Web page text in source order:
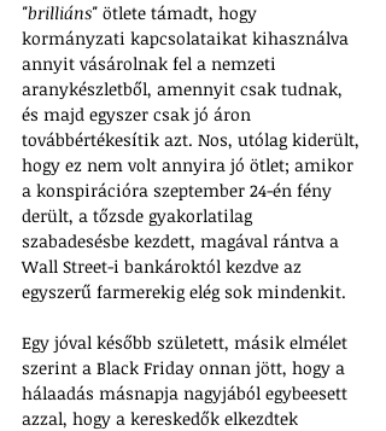
"brilliáns" ötlete támadt, hogy
kormányzati kapcsolataikat kihasználva
annyit vásárolnak fel a nemzeti
aranykészletből, amennyit csak tudnak,
és majd egyszer csak jó áron
továbbértékesítik azt. Nos, utólag kiderült,
hogy ez nem volt annyira jó ötlet; amikor
a konspirációra szeptember 24-én fény
derült, a tőzsde gyakorlatilag
szabadesésbe kezdett, magával rántva a
Wall Street-i bankároktól kezdve az
egyszerű farmerekig elég sok mindenkit.
Egy jóval később született, másik elmélet
szerint a Black Friday onnan jött, hogy a
hálaadás másnapja nagyjából egybeesett
azzal, hogy a kereskedők elkezdtek